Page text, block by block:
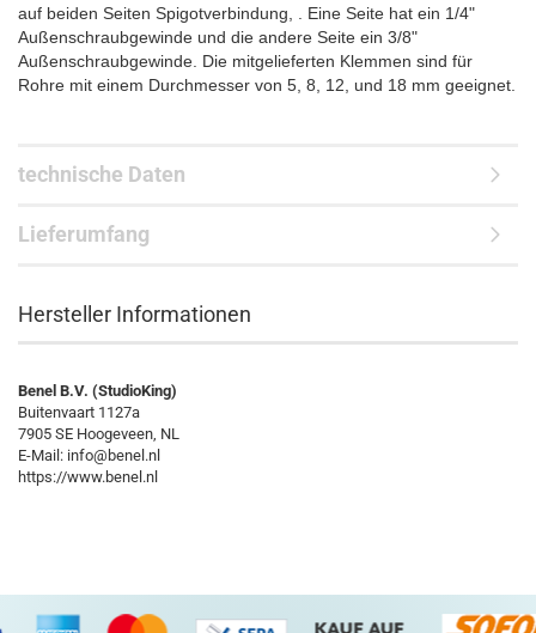
auf beiden Seiten Spigotverbindung, . Eine Seite hat ein 1/4"
Außenschraubgewinde und die andere Seite ein 3/8"
Außenschraubgewinde. Die mitgelieferten Klemmen sind für
Rohre mit einem Durchmesser von 5, 8, 12, und 18 mm geeignet.
technische Daten
Lieferumfang
Hersteller Informationen
Benel B.V. (StudioKing)
Buitenvaart 1127a
7905 SE Hoogeveen, NL
E-Mail: info@benel.nl
https://www.benel.nl